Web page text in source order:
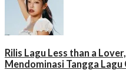
Rilis Lagu Less than a
Mendominasi Tangga Lagu